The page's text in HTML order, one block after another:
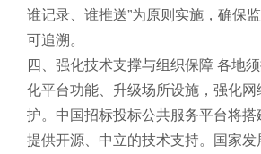
谁记录、谁推送”为原则实施，确保
可追溯。
四、强化技术支撑与组织保障 各地
化平台功能、升级场所设施，强化
护。中国招标投标公共服务平台将搭
提供开源、中立的技术支持。国家